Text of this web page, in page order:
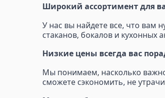
Широкий ассортимент для
У нас вы найдете все, что вам
стаканов, бокалов и кухонных
Низкие цены всегда вас
Мы понимаем, насколько
сможете сэкономить, не